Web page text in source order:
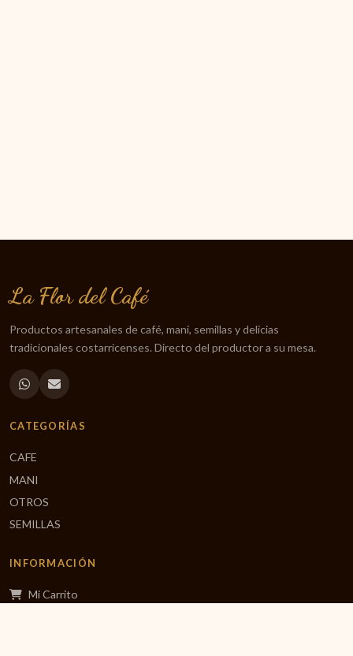
La Flor del Café
Productos artesanales de café, maní, semillas y delicias
tradicionales costarricenses. Directo del productor a su mesa.
CATEGORÍAS
CAFE
MANI
OTROS
SEMILLAS
INFORMACIÓN
Mi Carrito